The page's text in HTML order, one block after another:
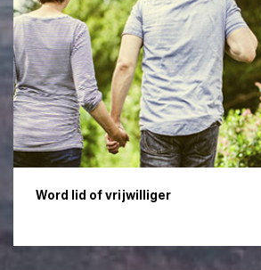
Word lid of vrijwilliger